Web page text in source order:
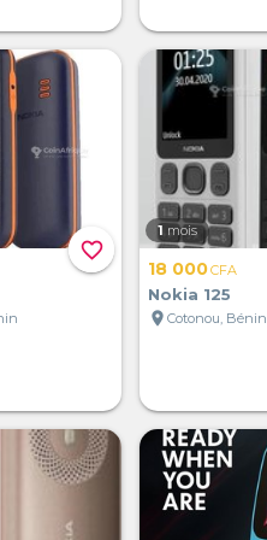
favorite_border
1 mois
18 000CFA
Nokia 125
location_onCotonou, Bénin